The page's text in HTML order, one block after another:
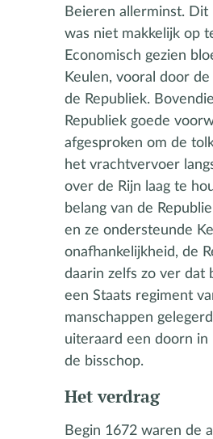
Beieren allerminst. Dit
was niet makkelijk op
Economisch gezien
Keulen, vooral door
de Republiek.
Republiek goede
afgesproken om de
het vrachtvervoer
over de Rijn laag te
belang van de
en ze ondersteunde
onafhankelijkheid, de
daarin zelfs zo ver dat
een Staats regiment
manschappen
uiteraard een doorn in
de bisschop.
Het verdrag
Begin 1672 waren de